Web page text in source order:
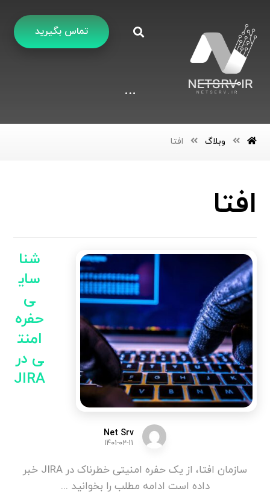
تماس بگیرید
وبلاگ افتا
افتا
شنا
سای
ی
حفره
امنت
ی در
JIRA
Net Srv
۱۴۰۱-۰۲-۱۱
سازمان افتا، از یک حفره امنیتی خطرناک در JIRA خبر
داده است ادامه مطلب را بخوانید ...